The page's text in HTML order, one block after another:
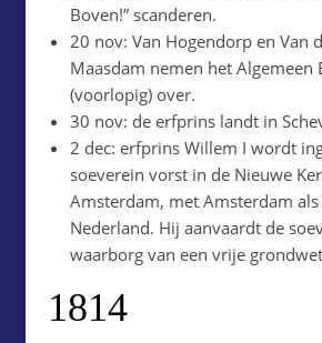
Boven!” scanderen.
20 nov: Van Hogendorp en Van
Maasdam nemen het Algemeen
(voorlopig) over.
30 nov: de erfprins landt in
2 dec: erfprins Willem I wordt
soeverein vorst in de Nieuwe
Amsterdam, met Amsterdam
Nederland. Hij aanvaardt de
waarborg van een vrije
1814